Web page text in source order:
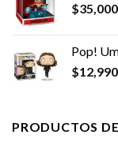
$35,000
Pop!
$12,990
PRODUCTOS